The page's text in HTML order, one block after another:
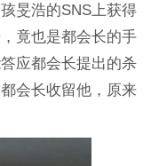
旻浩的SNS上获得
竟也是都会长的手
应都会长提出的杀
会长收留他，原来